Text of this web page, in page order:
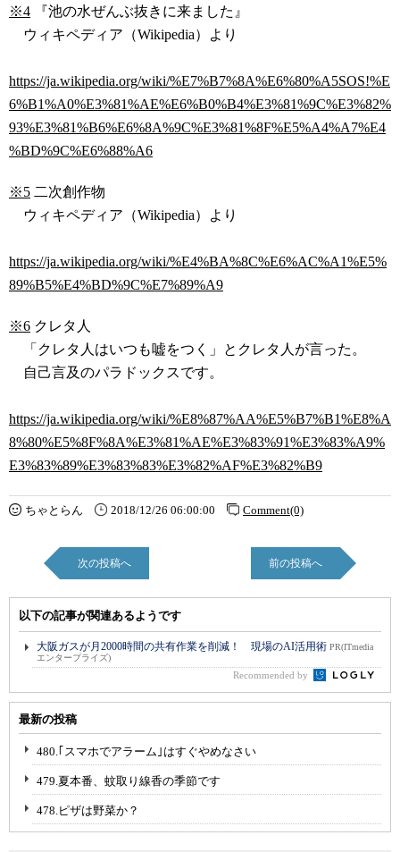
※4 『池の水ぜんぶ抜きに来ました』
ウィキペディア（Wikipedia）より
https://ja.wikipedia.org/wiki/%E7%B7%8A%E6%80%A5SOS!%E
6%B1%A0%E3%81%AE%E6%B0%B4%E3%81%9C%E3%82%
93%E3%81%B6%E6%8A%9C%E3%81%8F%E5%A4%A7%E4
%BD%9C%E6%88%A6
※5 二次創作物
ウィキペディア（Wikipedia）より
https://ja.wikipedia.org/wiki/%E4%BA%8C%E6%AC%A1%E5%
89%B5%E4%BD%9C%E7%89%A9
※6 クレタ人
「クレタ人はいつも嘘をつく」とクレタ人が言った。
自己言及のパラドックスです。
https://ja.wikipedia.org/wiki/%E8%87%AA%E5%B7%B1%E8%A
8%80%E5%8F%8A%E3%81%AE%E3%83%91%E3%83%A9%
E3%83%89%E3%83%83%E3%82%AF%E3%82%B9
ちゃとらん 2018/12/26 06:00:00 Comment(0)
次の投稿へ 前の投稿へ
以下の記事が関連あるようです
大阪ガスが月2000時間の共有作業を削減！ 現場のAI活用術 PR(ITmedia
エンタープライズ)
Recommended by
最新の投稿
480.｢スマホでアラーム｣はすぐやめなさい
479.夏本番、蚊取り線香の季節です
478.ピザは野菜か？